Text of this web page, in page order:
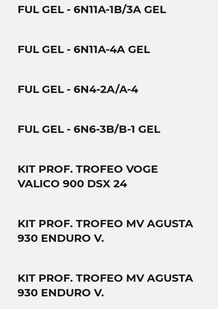
FUL GEL - 6N11A-1B/3A GEL
FUL GEL - 6N11A-4A GEL
FUL GEL - 6N4-2A/A-4
FUL GEL - 6N6-3B/B-1 GEL
KIT PROF. TROFEO VOGE
VALICO 900 DSX 24
KIT PROF. TROFEO MV AGUSTA
930 ENDURO V.
KIT PROF. TROFEO MV AGUSTA
930 ENDURO V.